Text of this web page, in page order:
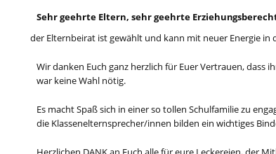
Sehr geehrte Eltern, sehrgeehrte Erziehungsberec
der Elternbeirat ist gewählt und kann mit neuer Energie in
Wir danken Euch ganz herzlich für Euer Vertrauen, dass
war keine Wahl nötig.
Es macht Spaß sich in einer so tollen Schulfamilie zu
die Klassenelternsprecher/innen bilden ein wichtiges